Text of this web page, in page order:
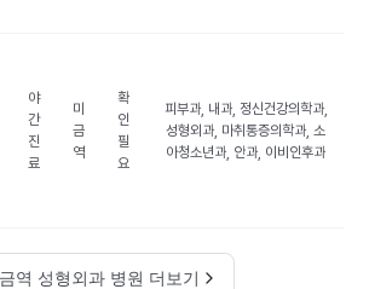
야
간
진
료
미
금
역
확
인
필
요
피부과, 내과, 정신건강의학과,
성형외과, 마취통증의학과, 소
아청소년과, 안과, 이비인후과
역 성형외과 병원 더보기